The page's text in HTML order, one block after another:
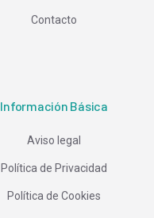
Contacto
Información Básica
Aviso legal
Política de Privacidad
Política de Cookies